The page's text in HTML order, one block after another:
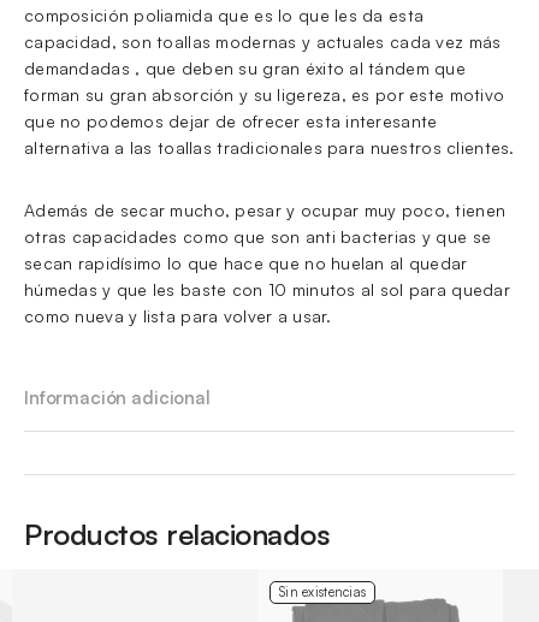
composición poliamida que es lo que les da esta
capacidad, son toallas modernas y actuales cada vez más
demandadas , que deben su gran éxito al tándem que
forman su gran absorción y su ligereza, es por este motivo
que no podemos dejar de ofrecer esta interesante
alternativa a las toallas tradicionales para nuestros clientes.
Además de secar mucho, pesar y ocupar muy poco, tienen
otras capacidades como que son anti bacterias y que se
secan rapidísimo lo que hace que no huelan al quedar
húmedas y que les baste con 10 minutos al sol para quedar
como nueva y lista para volver a usar.
Información adicional
Productos relacionados
Sin existencias